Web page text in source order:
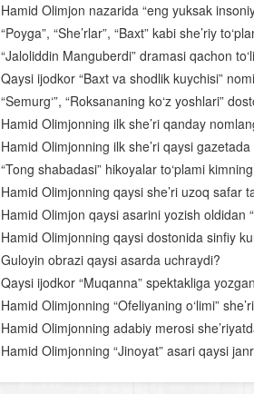
Hamid Olimjon nazarida “eng yuksak
“Poyga”, “She’rlar”, “Baxt” kabi she’riy
“Jaloliddin Manguberdi” dramasi qachon
Qaysi ijodkor “Baxt va shodlik kuychisi”
“Semurg‘”, “Roksananing ko‘z yoshlari”
Hamid Olimjonning ilk she’ri qanday
Hamid Olimjonning ilk she’ri qaysi
“Tong shabadasi” hikoyalar to‘plami
Hamid Olimjonning qaysi she’ri uzoq safar
Hamid Olimjon qaysi asarini yozish oldidan
Hamid Olimjonning qaysi dostonida sinfiy
Guloyin obrazi qaysi asarda uchraydi?
Qaysi ijodkor “Muqanna” spektakliga
Hamid Olimjonning “Ofeliyaning o‘limi”
Hamid Olimjonning adabiy merosi
Hamid Olimjonning “Jinoyat” asari qaysi